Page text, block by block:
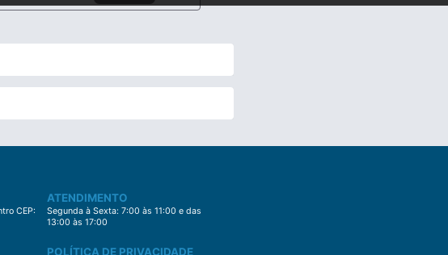
CEP:
ATENDIMENTO
Segunda à Sexta: 7:00 às 11:00 e das
13:00 às 17:00
POLÍTICA DE PRIVACIDADE